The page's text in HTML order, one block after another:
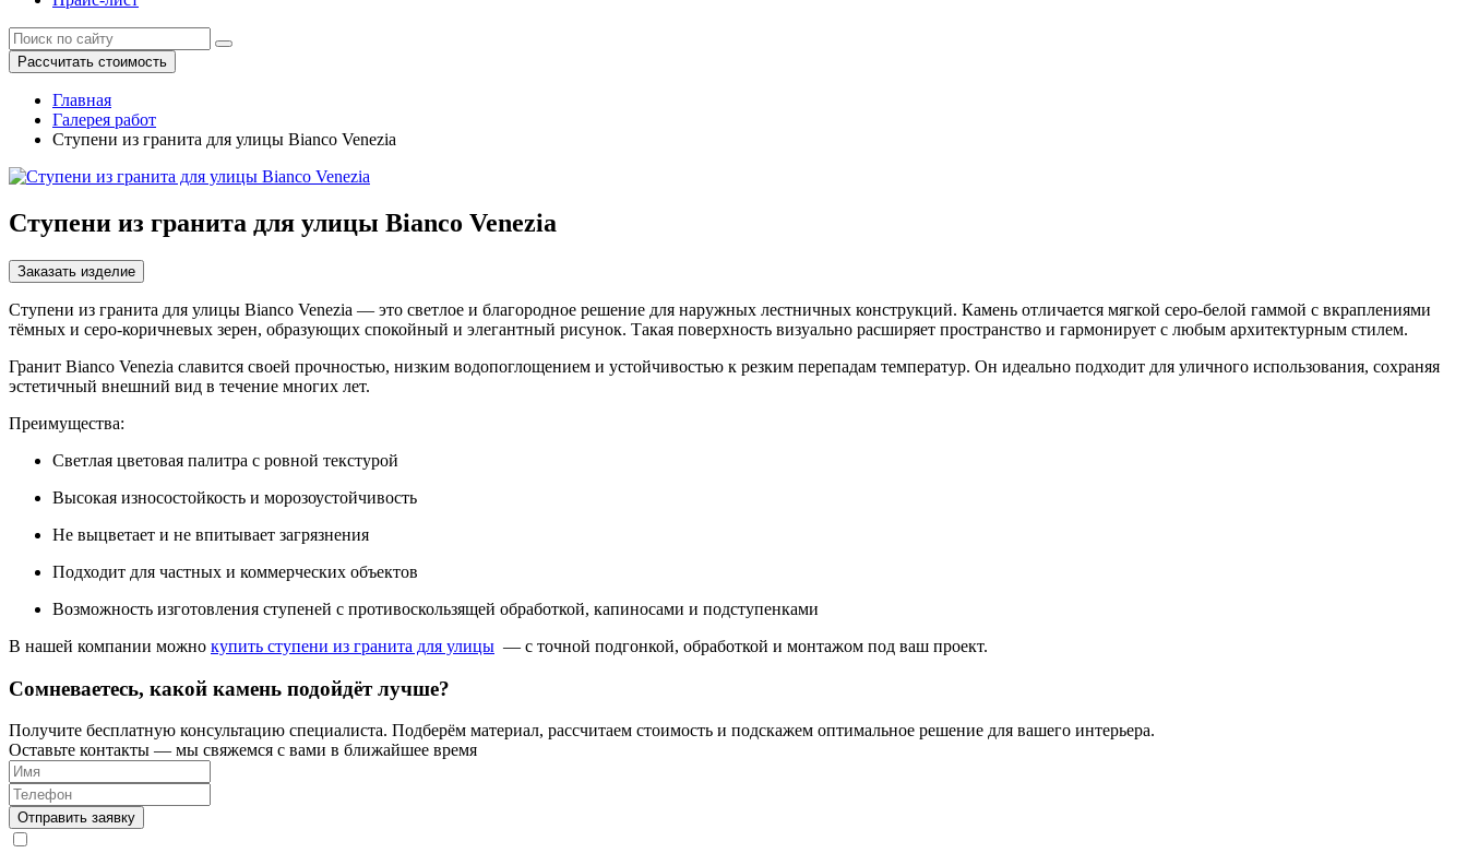
Рассчитать стоимость
Главная
Галерея работ
Ступени из гранита для улицы Bianco Venezia
Ступени из гранита для улицы Bianco Venezia
Заказать изделие
Ступени из гранита для улицы Bianco Venezia — это светлое и благородное решение для наружных лестничных конструкций. Камень отличается мягкой серо-белой гаммой с вкраплениями
тёмных и серо-коричневых зерен, образующих спокойный и элегантный рисунок. Такая поверхность визуально расширяет пространство и гармонирует с любым архитектурным стилем.
Гранит Bianco Venezia славится своей прочностью, низким водопоглощением и устойчивостью к резким перепадам температур. Он идеально подходит для уличного использования, сохраняя
эстетичный внешний вид в течение многих лет.
Преимущества:
Светлая цветовая палитра с ровной текстурой
Высокая износостойкость и морозоустойчивость
Не выцветает и не впитывает загрязнения
Подходит для частных и коммерческих объектов
Возможность изготовления ступеней с противоскользящей обработкой, капиносами и подступенками
В нашей компании можно купить ступени из гранита для улицы — с точной подгонкой, обработкой и монтажом под ваш проект.
Сомневаетесь, какой камень подойдёт лучше?
Получите бесплатную консультацию специалиста. Подберём материал, рассчитаем стоимость и подскажем оптимальное решение для вашего интерьера.
Оставьте контакты — мы свяжемся с вами в ближайшее время